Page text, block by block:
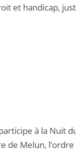
et handicap,
à la Nuit
de Melun, l’ordre